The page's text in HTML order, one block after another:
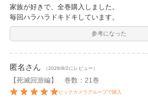
家族が好きで、全巻購入しました。
毎回ハラハラドキドキしています。
参考になった
匿名 さん （2026/8/2にレビュー）
【死滅回游編】 巻数：21巻
ビックカメラグループで購入